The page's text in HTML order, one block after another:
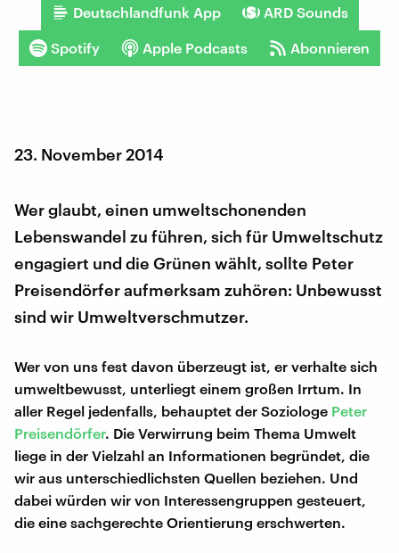
Deutschlandfunk App ARD Sounds
Spotify Apple Podcasts Abonnieren
23. November 2014
Wer glaubt, einen umweltschonenden
Lebenswandel zu führen, sich für Umweltschutz
engagiert und die Grünen wählt, sollte Peter
Preisendörfer aufmerksam zuhören: Unbewusst
sind wir Umweltverschmutzer.
Wer von uns fest davon überzeugt ist, er verhalte sich
umweltbewusst, unterliegt einem großen Irrtum. In
aller Regel jedenfalls, behauptet der Soziologe Peter
Preisendörfer. Die Verwirrung beim Thema Umwelt
liege in der Vielzahl an Informationen begründet, die
wir aus unterschiedlichsten Quellen beziehen. Und
dabei würden wir von Interessengruppen gesteuert,
die eine sachgerechte Orientierung erschwerten.